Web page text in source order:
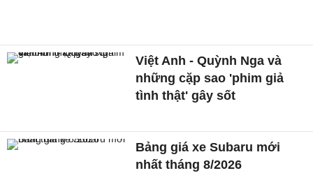
Việt Anh - Quỳnh Nga và
những cặp sao 'phim giả
tình thật' gây sốt
Bảng giá xe Subaru mới
nhất tháng 8/2026